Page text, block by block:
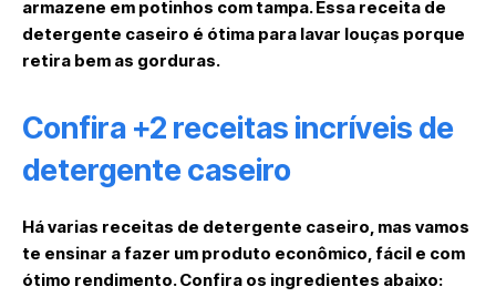
armazene em potinhos com tampa. Essa receita de
detergente caseiro é ótima para lavar louças porque
retira bem as gorduras.
Confira +2 receitas incríveis de
detergente caseiro
Há varias receitas de detergente caseiro, mas vamos
te ensinar a fazer um produto econômico, fácil e com
ótimo rendimento. Confira os ingredientes abaixo: